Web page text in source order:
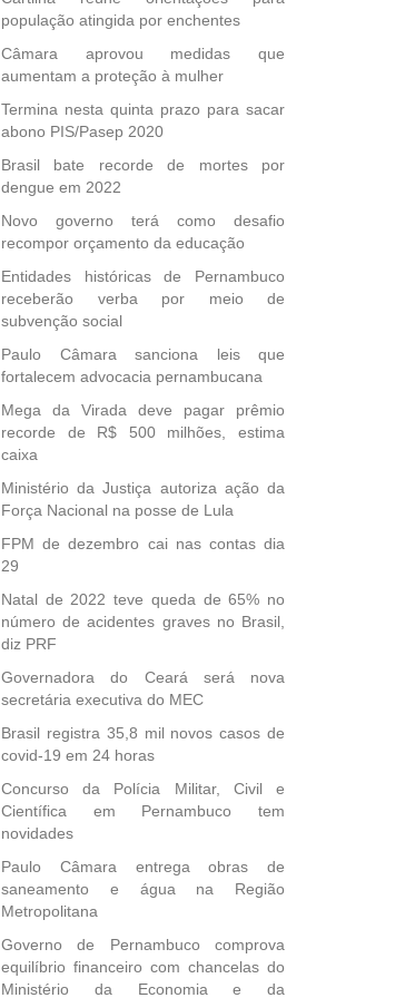
população atingida por enchentes
Câmara aprovou medidas que
aumentam a proteção à mulher
Termina nesta quinta prazo para sacar
abono PIS/Pasep 2020
Brasil bate recorde de mortes por
dengue em 2022
Novo governo terá como desafio
recompor orçamento da educação
Entidades históricas de Pernambuco
receberão verba por meio de
subvenção social
Paulo Câmara sanciona leis que
fortalecem advocacia pernambucana
Mega da Virada deve pagar prêmio
recorde de R$ 500 milhões, estima
caixa
Ministério da Justiça autoriza ação da
Força Nacional na posse de Lula
FPM de dezembro cai nas contas dia
29
Natal de 2022 teve queda de 65% no
número de acidentes graves no Brasil,
diz PRF
Governadora do Ceará será nova
secretária executiva do MEC
Brasil registra 35,8 mil novos casos de
covid-19 em 24 horas
Concurso da Polícia Militar, Civil e
Científica em Pernambuco tem
novidades
Paulo Câmara entrega obras de
saneamento e água na Região
Metropolitana
Governo de Pernambuco comprova
equilíbrio financeiro com chancelas do
Ministério da Economia e da